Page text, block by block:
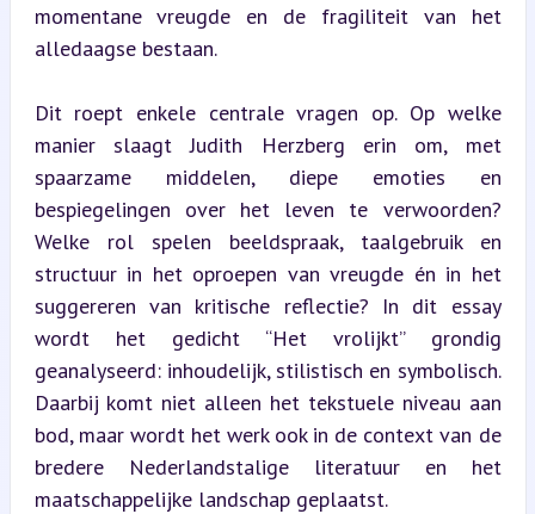
momentane vreugde en de fragiliteit van het
alledaagse bestaan.
Dit roept enkele centrale vragen op. Op welke
manier slaagt Judith Herzberg erin om, met
spaarzame middelen, diepe emoties en
bespiegelingen over het leven te verwoorden?
Welke rol spelen beeldspraak, taalgebruik en
structuur in het oproepen van vreugde én in het
suggereren van kritische reflectie? In dit essay
wordt het gedicht “Het vrolijkt” grondig
geanalyseerd: inhoudelijk, stilistisch en symbolisch.
Daarbij komt niet alleen het tekstuele niveau aan
bod, maar wordt het werk ook in de context van de
bredere Nederlandstalige literatuur en het
maatschappelijke landschap geplaatst.